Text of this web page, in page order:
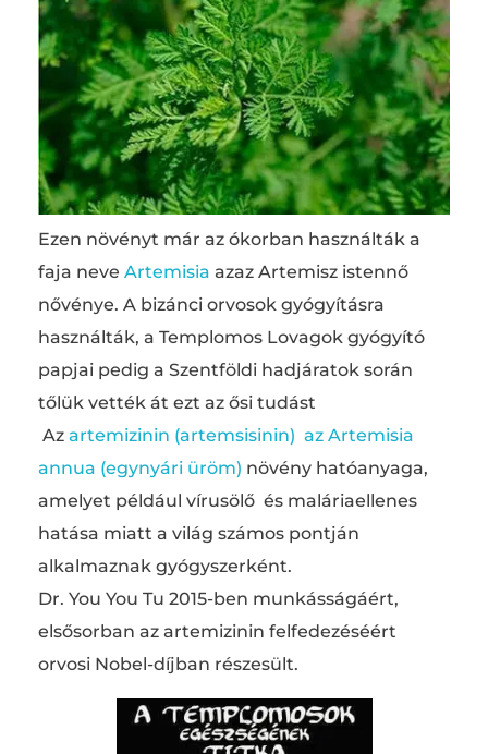
Ezen növényt már az ókorban használták a
faja neve Artemisia azaz Artemisz istennő
nővénye. A bizánci orvosok gyógyításra
használták, a Templomos Lovagok gyógyító
papjai pedig a Szentföldi hadjáratok során
tőlük vették át ezt az ősi tudást
Az artemizinin (artemsisinin) az Artemisia
annua (egynyári üröm) növény hatóanyaga,
amelyet például vírusölő és maláriaellenes
hatása miatt a világ számos pontján
alkalmaznak gyógyszerként.
Dr. You You Tu 2015-ben munkásságáért,
elsősorban az artemizinin felfedezéséért
orvosi Nobel-díjban részesült.